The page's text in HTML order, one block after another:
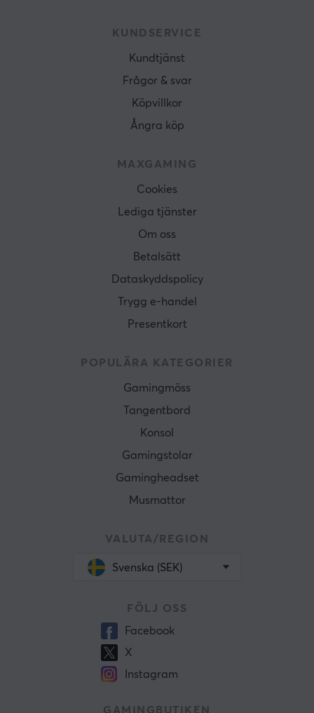
KUNDSERVICE
Kundtjänst
Frågor & svar
Köpvillkor
Ångra köp
MAXGAMING
Cookies
Lediga tjänster
Om oss
Betalsätt
Dataskyddspolicy
Trygg e-handel
Presentkort
POPULÄRA KATEGORIER
Gamingmöss
Tangentbord
Konsol
Gamingstolar
Gamingheadset
Musmattor
VALUTA/REGION
Svenska (SEK)
FÖLJ OSS
Facebook
X
Instagram
GAMINGBUTIKEN